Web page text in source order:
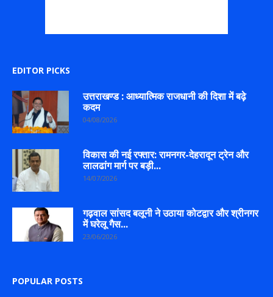
EDITOR PICKS
उत्तराखण्ड : आध्यात्मिक राजधानी की दिशा में बढ़े
कदम
04/08/2026
विकास की नई रफ्तार: रामनगर-देहरादून ट्रेन और
लालढांग मार्ग पर बड़ी...
14/07/2026
गढ़वाल सांसद बलूनी ने उठाया कोटद्वार और श्रीनगर
में घरेलू गैस...
23/06/2026
POPULAR POSTS